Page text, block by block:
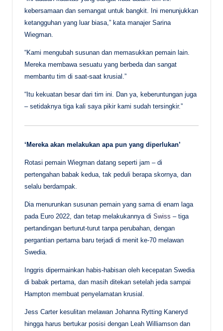
kebersamaan dan semangat untuk bangkit. Ini menunjukkan
ketangguhan yang luar biasa,” kata manajer Sarina
Wiegman.
“Kami mengubah susunan dan memasukkan pemain lain.
Mereka membawa sesuatu yang berbeda dan sangat
membantu tim di saat-saat krusial.”
“Itu kekuatan besar dari tim ini. Dan ya, keberuntungan juga
– setidaknya tiga kali saya pikir kami sudah tersingkir.”
‘Mereka akan melakukan apa pun yang diperlukan’
Rotasi pemain Wiegman datang seperti jam – di
pertengahan babak kedua, tak peduli berapa skornya, dan
selalu berdampak.
Dia menurunkan susunan pemain yang sama di enam laga
pada Euro 2022, dan tetap melakukannya di Swiss – tiga
pertandingan berturut-turut tanpa perubahan, dengan
pergantian pertama baru terjadi di menit ke-70 melawan
Swedia.
Inggris dipermainkan habis-habisan oleh kecepatan Swedia
di babak pertama, dan masih ditekan setelah jeda sampai
Hampton membuat penyelamatan krusial.
Jess Carter kesulitan melawan Johanna Rytting Kaneryd
hingga harus bertukar posisi dengan Leah Williamson dan